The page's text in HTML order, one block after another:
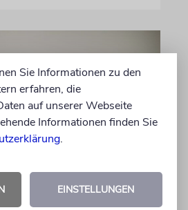
aktuell
Sie Informationen zu den
erfahren, die
auf unserer Webseite
Informationen finden Sie
.
EINSTELLUNGEN